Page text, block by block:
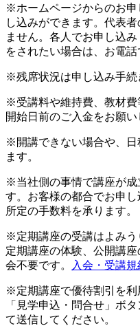
※ホームページからのお申
し込みができます。代表
ません。各人でお申し込
をされたい場合は、お電話
※残席状況は申し込み手続
※受講料や維持費、教材費
開始日前のご入金をお願い
※開講できない場合や、日
ます。
※当社側の事情で講座が成
す。お客様の都合でお申し
所定の手数料を承ります。
※定期講座の受講はよみう
定期講座の体験、公開講
会不要です。
入会・受講規
※定期講座で優待割引を利
「見学申込・問合せ」ボ
て送信してください。